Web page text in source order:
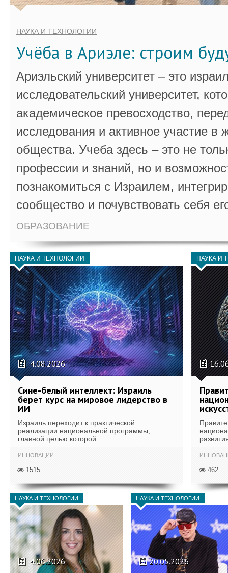
НАУКА И ТЕХНОЛОГИИ
Учёба в Ариэле: строим
Ариэльский университет – это
исследовательский университет,
академическое превосходство,
исследования и активное участие в
общества. Учеба здесь – это не
профессии и знаний, но и
познакомиться с Израилем,
сообщество и почувствовать себя
ОБРАЗОВАНИЕ
НАУКА И ТЕХНОЛОГИИ
4.08.2026
Сине-белый интеллект: Израиль
берет курс на мировое лидерство в
ИИ
Израиль переходит к практической
реализации национальной программы,
главной целью которой...
ИННОВАЦИИ
1515
НАУКА И
462
НАУКА И ТЕХНОЛОГИИ
4.06.2026
НАУКА И ТЕХНОЛОГИИ
20.05.2026